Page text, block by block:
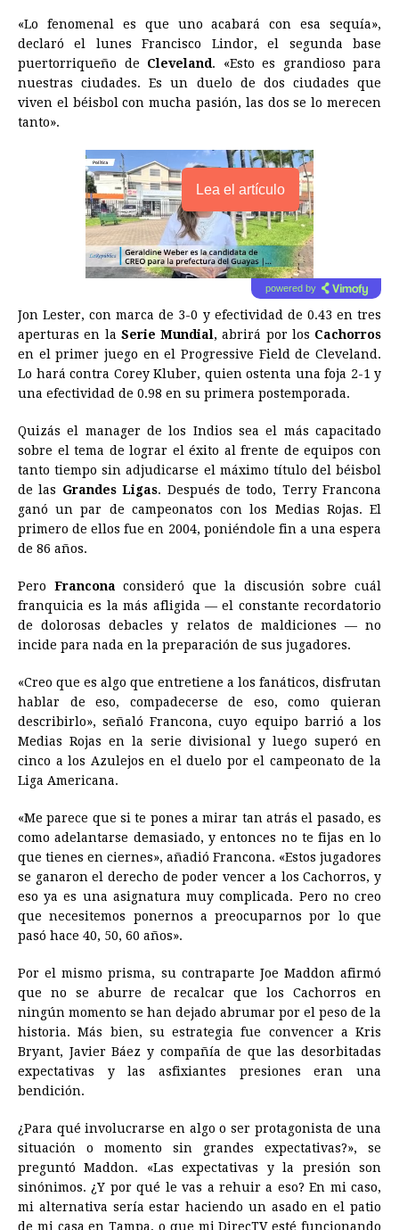
«Lo fenomenal es que uno acabará con esa sequía»,
declaró el lunes Francisco Lindor, el segunda base
puertorriqueño de Cleveland. «Esto es grandioso para
nuestras ciudades. Es un duelo de dos ciudades que
viven el béisbol con mucha pasión, las dos se lo merecen
tanto».
Lea el artículo
powered by
Jon Lester, con marca de 3-0 y efectividad de 0.43 en tres
aperturas en la Serie Mundial, abrirá por los Cachorros
en el primer juego en el Progressive Field de Cleveland.
Lo hará contra Corey Kluber, quien ostenta una foja 2-1 y
una efectividad de 0.98 en su primera postemporada.
Quizás el manager de los Indios sea el más capacitado
sobre el tema de lograr el éxito al frente de equipos con
tanto tiempo sin adjudicarse el máximo título del béisbol
de las Grandes Ligas. Después de todo, Terry Francona
ganó un par de campeonatos con los Medias Rojas. El
primero de ellos fue en 2004, poniéndole fin a una espera
de 86 años.
Pero Francona consideró que la discusión sobre cuál
franquicia es la más afligida — el constante recordatorio
de dolorosas debacles y relatos de maldiciones — no
incide para nada en la preparación de sus jugadores.
«Creo que es algo que entretiene a los fanáticos, disfrutan
hablar de eso, compadecerse de eso, como quieran
describirlo», señaló Francona, cuyo equipo barrió a los
Medias Rojas en la serie divisional y luego superó en
cinco a los Azulejos en el duelo por el campeonato de la
Liga Americana.
«Me parece que si te pones a mirar tan atrás el pasado, es
como adelantarse demasiado, y entonces no te fijas en lo
que tienes en ciernes», añadió Francona. «Estos jugadores
se ganaron el derecho de poder vencer a los Cachorros, y
eso ya es una asignatura muy complicada. Pero no creo
que necesitemos ponernos a preocuparnos por lo que
pasó hace 40, 50, 60 años».
Por el mismo prisma, su contraparte Joe Maddon afirmó
que no se aburre de recalcar que los Cachorros en
ningún momento se han dejado abrumar por el peso de la
historia. Más bien, su estrategia fue convencer a Kris
Bryant, Javier Báez y compañía de que las desorbitadas
expectativas y las asfixiantes presiones eran una
bendición.
¿Para qué involucrarse en algo o ser protagonista de una
situación o momento sin grandes expectativas?», se
preguntó Maddon. «Las expectativas y la presión son
sinónimos. ¿Y por qué le vas a rehuir a eso? En mi caso,
mi alternativa sería estar haciendo un asado en el patio
de mi casa en Tampa, o que mi DirecTV esté funcionando